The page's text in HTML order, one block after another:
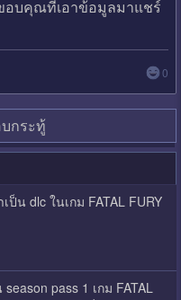
อบคุณที่เอาข้อมูลมาแชร์
0
กระทู้
ป็น dlc ในเกม FATAL FURY
pass 1 เกม FATAL